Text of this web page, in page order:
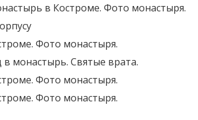
монастырь. Святые врата.